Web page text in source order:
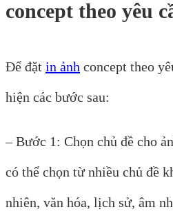
concept theo yêu
Để đặt in ảnh concept theo
hiện các bước sau:
– Bước 1: Chọn chủ đề cho
có thể chọn từ nhiều chủ đề
nhiên, văn hóa, lịch sử, âm